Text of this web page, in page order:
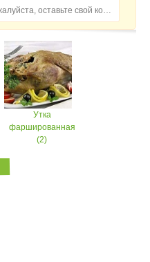
Домохозяйка, пожалуйста, оставьте свой комментарий...
Утка
фаршированная
(2)